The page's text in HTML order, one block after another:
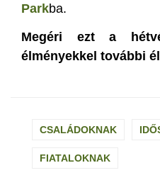
Parkba.
Megéri ezt a
élményekkel további
CSALÁDOKNAK
FIATALOKNAK